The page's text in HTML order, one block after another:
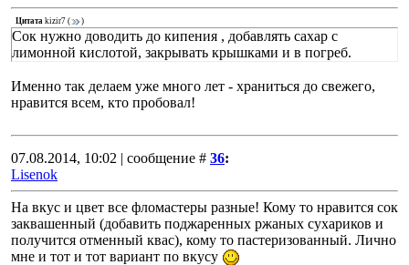
Цитата kizir7 ( )
Сок нужно доводить до кипения , добавлять сахар с
лимонной кислотой, закрывать крышками и в погреб.
Именно так делаем уже много лет - храниться до свежего,
нравится всем, кто пробовал!
07.08.2014, 10:02 | сообщение # 36:
Lisenok
На вкус и цвет все фломастеры разные! Кому то нравится сок
заквашенный (добавить поджаренных ржаных сухариков и
получится отменный квас), кому то пастеризованный. Лично
мне и тот и тот вариант по вкусу